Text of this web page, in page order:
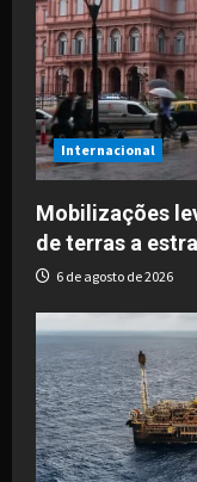
Internacional
Mobilizações
de terras a
6 de agosto de 2026